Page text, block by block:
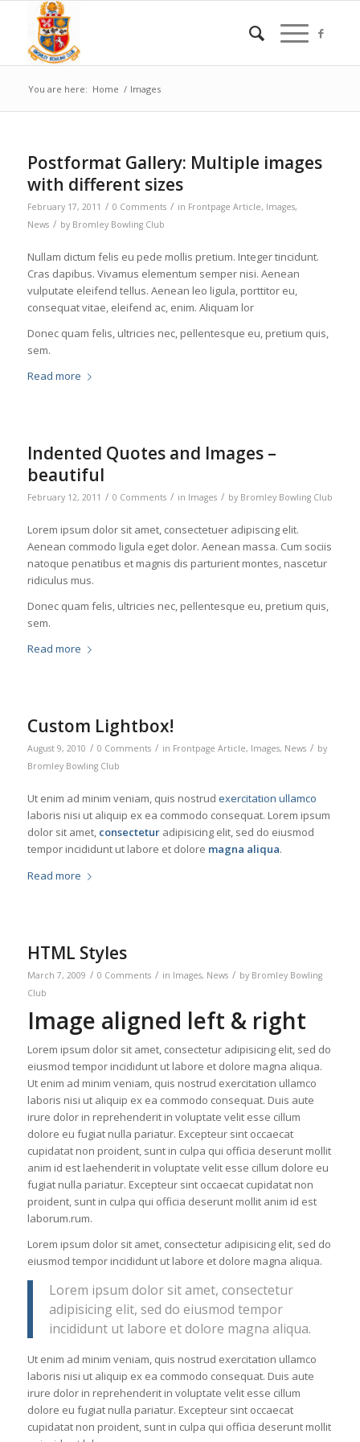
You are here: Home / Images
Postformat Gallery: Multiple images
with different sizes
February 17, 2011 / 0 Comments / in Frontpage Article, Images,
News / by Bromley Bowling Club
Nullam dictum felis eu pede mollis pretium. Integer tincidunt.
Cras dapibus. Vivamus elementum semper nisi. Aenean
vulputate eleifend tellus. Aenean leo ligula, porttitor eu,
consequat vitae, eleifend ac, enim. Aliquam lor
Donec quam felis, ultricies nec, pellentesque eu, pretium quis,
sem.
Read more
Indented Quotes and Images –
beautiful
February 12, 2011 / 0 Comments / in Images / by Bromley Bowling Club
Lorem ipsum dolor sit amet, consectetuer adipiscing elit.
Aenean commodo ligula eget dolor. Aenean massa. Cum sociis
natoque penatibus et magnis dis parturient montes, nascetur
ridiculus mus.
Donec quam felis, ultricies nec, pellentesque eu, pretium quis,
sem.
Read more
Custom Lightbox!
August 9, 2010 / 0 Comments / in Frontpage Article, Images, News / by
Bromley Bowling Club
Ut enim ad minim veniam, quis nostrud exercitation ullamco
laboris nisi ut aliquip ex ea commodo consequat. Lorem ipsum
dolor sit amet, consecteturadipisicing elit, sed do eiusmod
tempor incididunt ut labore et dolore magna aliqua.
Read more
HTML Styles
March 7, 2009 / 0 Comments / in Images, News / by Bromley Bowling
Club
Image aligned left & right
Lorem ipsum dolor sit amet, consectetur adipisicing elit, sed do
eiusmod tempor incididunt ut labore et dolore magna aliqua.
Ut enim ad minim veniam, quis nostrud exercitation ullamco
laboris nisi ut aliquip ex ea commodo consequat. Duis aute
irure dolor in reprehenderit in voluptate velit esse cillum
dolore eu fugiat nulla pariatur. Excepteur sint occaecat
cupidatat non proident, sunt in culpa qui officia deserunt mollit
anim id est laehenderit in voluptate velit esse cillum dolore eu
fugiat nulla pariatur. Excepteur sint occaecat cupidatat non
proident, sunt in culpa qui officia deserunt mollit anim id est
laborum.rum.
Lorem ipsum dolor sit amet, consectetur adipisicing elit, sed do
eiusmod tempor incididunt ut labore et dolore magna aliqua.
Lorem ipsum dolor sit amet, consectetur
adipisicing elit, sed do eiusmod tempor
incididunt ut labore et dolore magna aliqua.
Ut enim ad minim veniam, quis nostrud exercitation ullamco
laboris nisi ut aliquip ex ea commodo consequat. Duis aute
irure dolor in reprehenderit in voluptate velit esse cillum
dolore eu fugiat nulla pariatur. Excepteur sint occaecat
cupidatat non proident, sunt in culpa qui officia deserunt mollit